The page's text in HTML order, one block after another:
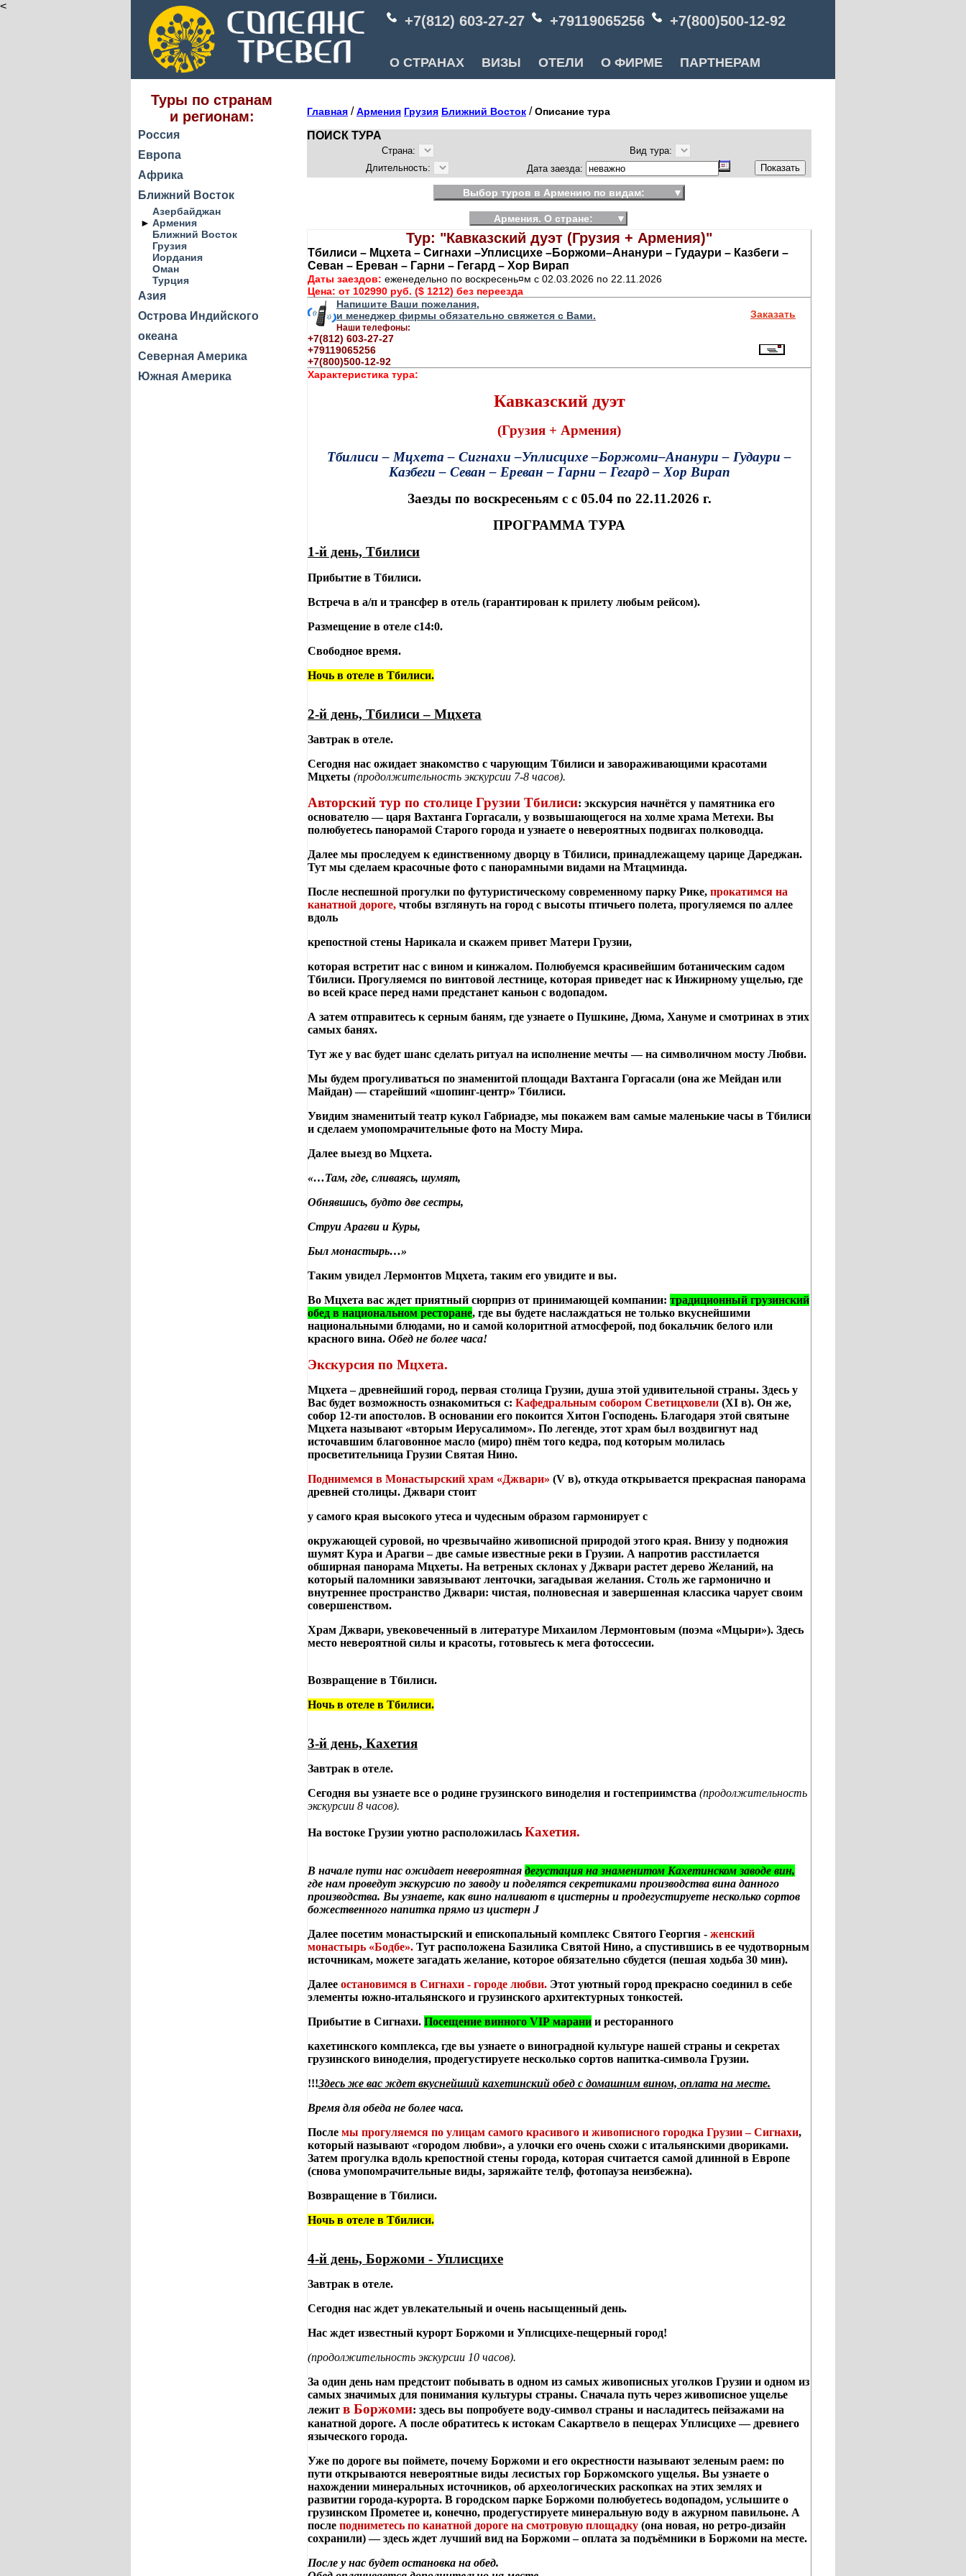
<
+7(812) 603-27-27 +79119065256 +7(800)500-12-92
О СТРАНАХ ВИЗЫ ОТЕЛИ О ФИРМЕ ПАРТНЕРАМ
Туры по странам
и регионам:
Россия
Европа
Африка
Ближний Восток
Азербайджан
► Армения
Ближний Восток
Грузия
Иордания
Оман
Турция
Азия
Острова Индийского
океана
Северная Америка
Южная Америка
Главная /Армения Грузия Ближний Восток /Описание тура
ПОИСК ТУРА
Страна:
Вид тура:
Длительность:
Дата заезда:
Выбор туров в Армению по видам: ▼
Армения. О стране: ▼
Тур: "Кавказский дуэт (Грузия + Армения)"
Тбилиси – Мцхета – Сигнахи –Уплисцихе –Боржоми–Ананури – Гудаури – Казбеги –
Севан – Ереван – Гарни – Гегард – Хор Вирап
Даты заездов: еженедельно по воскресень¤м с 02.03.2026 по 22.11.2026
Цена: от 102990 руб. ($ 1212) без переезда
Напишите Ваши пожелания,
и менеджер фирмы обязательно свяжется с Вами.
Наши телефоны:
+7(812) 603-27-27
+79119065256
+7(800)500-12-92
Заказать
Характеристика тура:
Кавказский дуэт
(Грузия + Армения)
Тбилиси – Мцхета – Сигнахи –Уплисцихе –Боржоми–Ананури – Гудаури –
Казбеги – Севан – Ереван – Гарни – Гегард – Хор Вирап
Заезды по воскресеньям с с 05.04 по 22.11.2026 г.
ПРОГРАММА ТУРА
1-й день, Тбилиси
Прибытие в Тбилиси.
Встреча в а/п и трансфер в отель (гарантирован к прилету любым рейсом).
Размещение в отеле с14:0.
Свободное время.
Ночь в отеле в Тбилиси.
2-й день, Тбилиси – Мцхета
Завтрак в отеле.
Сегодня нас ожидает знакомство с чарующим Тбилиси и завораживающими красотами
Мцхеты (продолжительность экскурсии 7-8 часов).
Авторский тур по столице Грузии Тбилиси: экскурсия начнётся у памятника его
основателю — царя Вахтанга Горгасали, у возвышающегося на холме храма Метехи. Вы
полюбуетесь панорамой Старого города и узнаете о невероятных подвигах полководца.
Далее мы проследуем к единственному дворцу в Тбилиси, принадлежащему царице Дареджан.
Тут мы сделаем красочные фото с панорамными видами на Мтацминда.
После неспешной прогулки по футуристическому современному парку Рике, прокатимся на
канатной дороге, чтобы взглянуть на город с высоты птичьего полета, прогуляемся по аллее
вдоль
крепостной стены Нарикала и скажем привет Матери Грузии,
которая встретит нас с вином и кинжалом. Полюбуемся красивейшим ботаническим садом
Тбилиси. Прогуляемся по винтовой лестнице, которая приведет нас к Инжирному ущелью, где
во всей красе перед нами предстанет каньон с водопадом.
А затем отправитесь к серным баням, где узнаете о Пушкине, Дюма, Хануме и смотринах в этих
самых банях.
Тут же у вас будет шанс сделать ритуал на исполнение мечты — на символичном мосту Любви.
Мы будем прогуливаться по знаменитой площади Вахтанга Горгасали (она же Мейдан или
Майдан) — старейший «шопинг-центр» Тбилиси.
Увидим знаменитый театр кукол Габриадзе, мы покажем вам самые маленькие часы в Тбилиси
и сделаем умопомрачительные фото на Мосту Мира.
Далее выезд во Мцхета.
«…Там, где, сливаясь, шумят,
Обнявшись, будто две сестры,
Струи Арагви и Куры,
Был монастырь…»
Таким увидел Лермонтов Мцхета, таким его увидите и вы.
Во Мцхета вас ждет приятный сюрприз от принимающей компании: традиционный грузинский
обед в национальном ресторане, где вы будете наслаждаться не только вкуснейшими
национальными блюдами, но и самой колоритной атмосферой, под бокальчик белого или
красного вина. Обед не более часа!
Экскурсия по Мцхета.
Мцхета – древнейший город, первая столица Грузии, душа этой удивительной страны. Здесь у
Вас будет возможность ознакомиться с: Кафедральным собором Светицховели (XI в). Он же,
собор 12-ти апостолов. В основании его покоится Хитон Господень. Благодаря этой святыне
Мцхета называют «вторым Иерусалимом». По легенде, этот храм был воздвигнут над
источавшим благовонное масло (миро) пнём того кедра, под которым молилась
просветительница Грузии Святая Нино.
Поднимемся в Монастырский храм «Джвари» (V в), откуда открывается прекрасная панорама
древней столицы. Джвари стоит
у самого края высокого утеса и чудесным образом гармонирует с
окружающей суровой, но чрезвычайно живописной природой этого края. Внизу у подножия
шумят Кура и Арагви – две самые известные реки в Грузии. А напротив расстилается
обширная панорама Мцхеты. На ветреных склонах у Джвари растет дерево Желаний, на
который паломники завязывают ленточки, загадывая желания. Столь же гармонично и
внутреннее пространство Джвари: чистая, полновесная и завершенная классика чарует своим
совершенством.
Храм Джвари, увековеченный в литературе Михаилом Лермонтовым (поэма «Мцыри»). Здесь
место невероятной силы и красоты, готовьтесь к мега фотоссесии.
Возвращение в Тбилиси.
Ночь в отеле в Тбилиси.
3-й день, Кахетия
Завтрак в отеле.
Сегодня вы узнаете все о родине грузинского виноделия и гостеприимства (продолжительность
экскурсии 8 часов).
На востоке Грузии уютно расположилась Кахетия.
В начале пути нас ожидает невероятная дегустация на знаменитом Кахетинском заводе вин,
где нам проведут экскурсию по заводу и поделятся секретиками производства вина данного
производства. Вы узнаете, как вино наливают в цистерны и продегустируете несколько сортов
божественного напитка прямо из цистерн J
Далее посетим монастырский и епископальный комплекс Святого Георгия - женский
монастырь «Бодбе». Тут расположена Базилика Святой Нино, а спустившись в ее чудотворным
источникам, можете загадать желание, которое обязательно сбудется (пешая ходьба 30 мин).
Далее остановимся в Сигнахи - городе любви. Этот уютный город прекрасно соединил в себе
элементы южно-итальянского и грузинского архитектурных тонкостей.
Прибытие в Сигнахи. Посещение винного VIP марани и ресторанного
кахетинского комплекса, где вы узнаете о виноградной культуре нашей страны и секретах
грузинского виноделия, продегустируете несколько сортов напитка-символа Грузии.
!!!Здесь же вас ждет вкуснейший кахетинский обед с домашним вином, оплата на месте.
Время для обеда не более часа.
После мы прогуляемся по улицам самого красивого и живописного городка Грузии – Сигнахи,
который называют «городом любви», а улочки его очень схожи с итальянскими двориками.
Затем прогулка вдоль крепостной стены города, которая считается самой длинной в Европе
(снова умопомрачительные виды, заряжайте телф, фотопауза неизбежна).
Возвращение в Тбилиси.
Ночь в отеле в Тбилиси.
4-й день, Боржоми - Уплисцихе
Завтрак в отеле.
Сегодня нас ждет увлекательный и очень насыщенный день.
Нас ждет известный курорт Боржоми и Уплисцихе-пещерный город!
(продолжительность экскурсии 10 часов).
За один день нам предстоит побывать в одном из самых живописных уголков Грузии и одном из
самых значимых для понимания культуры страны. Сначала путь через живописное ущелье
лежит в Боржоми: здесь вы попробуете воду-символ страны и насладитесь пейзажами на
канатной дороге. А после обратитесь к истокам Сакартвело в пещерах Уплисцихе — древнего
языческого города.
Уже по дороге вы поймете, почему Боржоми и его окрестности называют зеленым раем: по
пути открываются невероятные виды лесистых гор Боржомского ущелья. Вы узнаете о
нахождении минеральных источников, об археологических раскопках на этих землях и
развитии города-курорта. В городском парке Боржоми полюбуетесь водопадом, услышите о
грузинском Прометее и, конечно, продегустируете минеральную воду в ажурном павильоне. А
после подниметесь по канатной дороге на смотровую площадку (она новая, но ретро-дизайн
сохранили) — здесь ждет лучший вид на Боржоми – оплата за подъёмники в Боржоми на месте.
После у нас будет остановка на обед.